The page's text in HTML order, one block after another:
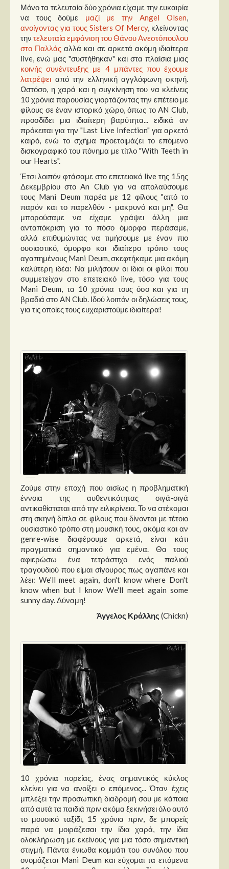
Blog
Μόνο τα τελευταία δύο χρόνια είχαμε την ευκαιρία
να τους δούμε μαζί με την Angel Olsen,
ανοίγοντας για τους Sisters Of Mercy, κλείνοντας
την τελευταία εμφάνιση του Θάνου Ανεστόπουλου
στο Παλλάς αλλά και σε αρκετά ακόμη ιδιαίτερα
live, ενώ μας "συστήθηκαν" και στα πλαίσια μιας
κοινής συνέντευξης με 4 μπάντες που έχουμε
λατρέψει από την ελληνική αγγλόφωνη σκηνή.
Ωστόσο, η χαρά και η συγκίνηση του να κλείνεις
10 χρόνια παρουσίας γιορτάζοντας την επέτειο με
φίλους σε έναν ιστορικό χώρο, όπως το AN Club,
προσδίδει μια ιδιαίτερη βαρύτητα... ειδικά αν
πρόκειται για την "Last Live Infection" για αρκετό
καιρό, ενώ το σχήμα προετοιμάζει το επόμενο
δισκογραφικό του πόνημα με τίτλο "With Teeth in
our Hearts".
Έτσι λοιπόν φτάσαμε στο επετειακό live της 15ης
Δεκεμβρίου στο An Club για να απολαύσουμε
τους Mani Deum παρέα με 12 φίλους "από το
παρόν και το παρελθόν - μακρυνό και μη". Θα
μπορούσαμε να είχαμε γράψει άλλη μια
ανταπόκριση για το πόσο όμορφα περάσαμε,
αλλά επιθυμώντας να τιμήσουμε με έναν πιο
ουσιαστικό, όμορφο και ιδιαίτερο τρόπο τους
αγαπημένους Mani Deum, σκεφτήκαμε μια ακόμη
καλύτερη ιδέα: Να μιλήσουν οι ίδιοι οι φίλοι που
συμμετείχαν στο επετειακό live, τόσο για τους
Mani Deum, τα 10 χρόνια τους όσο και για τη
βραδιά στο AN Club. Ιδού λοιπόν οι δηλώσεις τους,
για τις οποίες τους ευχαριστούμε ιδιαίτερα!
Ζούμε στην εποχή που αισίως η προβληματική
έννοια της αυθεντικότητας σιγά-σιγά
αντικαθίσταται από την ειλικρίνεια. Το να στέκομαι
στη σκηνή δίπλα σε φίλους που δίνονται με τέτοιο
ουσιαστικό τρόπο στη μουσική τους, ακόμα και αν
genre-wise διαφέρουμε αρκετά, είναι κάτι
πραγματικά σημαντικό για εμένα. Θα τους
αφιερώσω ένα τετράστιχο ενός παλιού
τραγουδιού που είμαι σίγουρος πως αγαπάνε και
λέει: We'll meet again, don't know where Don't
know when but I know We'll meet again some
sunny day. Δύναμη!
Άγγελος Κράλλης (Chickn)
10 χρόνια πορείας, ένας σημαντικός κύκλος
κλείνει για να ανοίξει ο επόμενος... Όταν έχεις
μπλέξει την προσωπική διαδρομή σου με κάποια
από αυτά τα παιδιά πριν ακόμα ξεκινήσει όλο αυτό
το μουσικό ταξίδι, 15 χρόνια πριν, δε μπορείς
παρά να μοιράζεσαι την ίδια χαρά, την ίδια
ολοκλήρωση με εκείνους για μια τόσο σημαντική
στιγμή. Πάντα ένιωθα κομμάτι του συνόλου που
ονομάζεται Mani Deum και εύχομαι τα επόμενα